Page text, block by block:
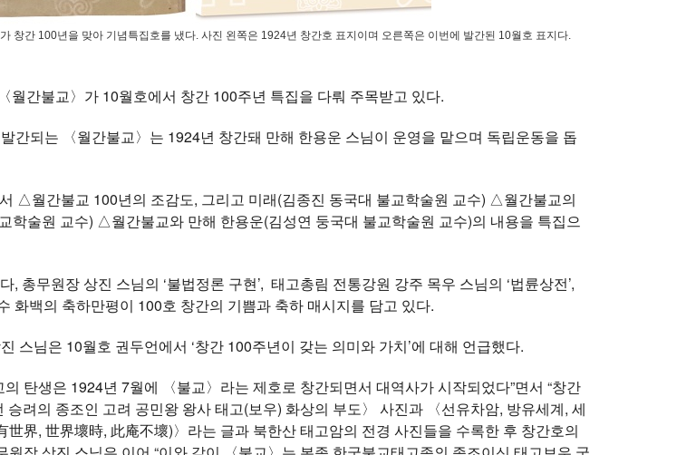
창간 100년을 맞아 기념특집호를 냈다. 사진 왼쪽은 1924년 창간호 표지이며 오른쪽은 이번에 발간된 10월호 표지다.
월간불교〉가 10월호에서 창간 100주년 특집을 다뤄 주목받고 있다.
간되는 〈월간불교〉는 1924년 창간돼 만해 한용운 스님이 운영을 맡으며 독립운동을 돕
△월간불교 100년의 조감도, 그리고 미래(김종진 동국대 불교학술원 교수) △월간불교의
학술원 교수) △월간불교와 만해 한용운(김성연 둥국대 불교학술원 교수)의 내용을 특집으
, 총무원장 상진 스님의 ‘불법정론 구현’, 태고총림 전통강원 강주 목우 스님의 ‘법륜상전’,
화백의 축하만평이 100호 창간의 기쁨과 축하 매시지를 담고 있다.
스님은 10월호 권두언에서 ‘창간 100주년이 갖는 의미와 가치’에 대해 언급했다.
탄생은 1924년 7월에 〈불교〉라는 제호로 창간되면서 대역사가 시작되었다”면서 “창간
려의 종조인 고려 공민왕 왕사 태고(보우) 화상의 부도〉 사진과 〈선유차암, 방유세계, 세
世界, 世界壞時, 此庵不壞)〉라는 글과 북한산 태고암의 전경 사진들을 수록한 후 창간호의